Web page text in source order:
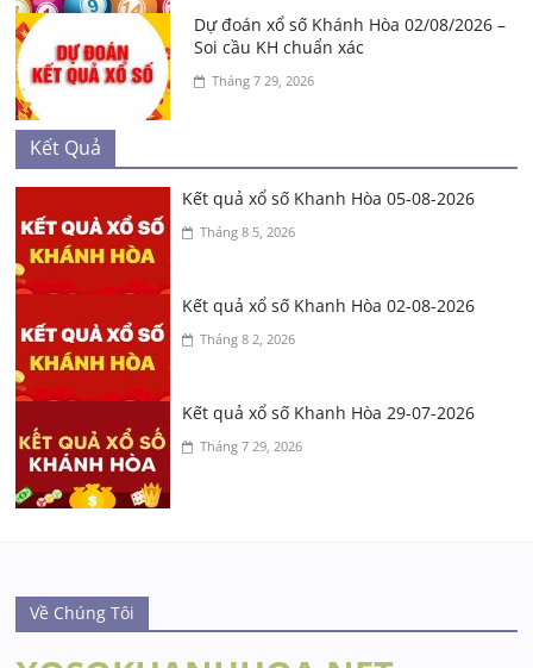
Dự đoán xổ số Khánh Hòa 02/08/2026 –
Soi cầu KH chuẩn xác
Tháng 7 29, 2026
Kết Quả
Kết quả xổ số Khanh Hòa 05-08-2026
Tháng 8 5, 2026
Kết quả xổ số Khanh Hòa 02-08-2026
Tháng 8 2, 2026
Kết quả xổ số Khanh Hòa 29-07-2026
Tháng 7 29, 2026
Về Chúng Tôi